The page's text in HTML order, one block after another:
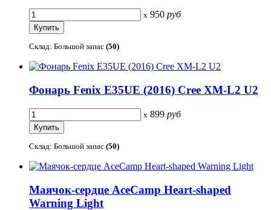
x 950 руб
Склад: Большой запас (50)
Фонарь Fenix E35UE (2016) Cree XM-L2 U2
x 899 руб
Склад: Большой запас (50)
Маячок-сердце AceCamp Heart-shaped
Warning Light